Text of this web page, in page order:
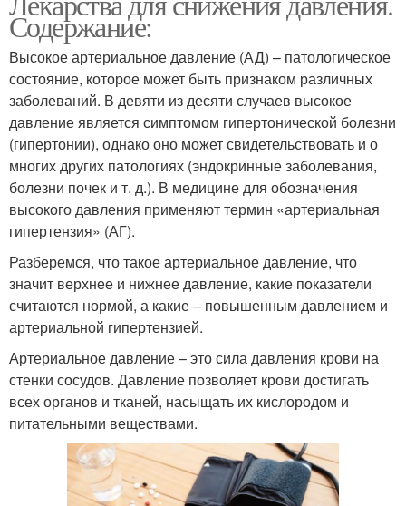
Содержание:
Высокое артериальное давление (АД) – патологическое
состояние, которое может быть признаком различных
заболеваний. В девяти из десяти случаев высокое
давление является симптомом гипертонической болезни
(гипертонии), однако оно может свидетельствовать и о
многих других патологиях (эндокринные заболевания,
болезни почек и т. д.). В медицине для обозначения
высокого давления применяют термин «артериальная
гипертензия» (АГ).
Разберемся, что такое артериальное давление, что
значит верхнее и нижнее давление, какие показатели
считаются нормой, а какие – повышенным давлением и
артериальной гипертензией.
Артериальное давление – это сила давления крови на
стенки сосудов. Давление позволяет крови достигать
всех органов и тканей, насыщать их кислородом и
питательными веществами.